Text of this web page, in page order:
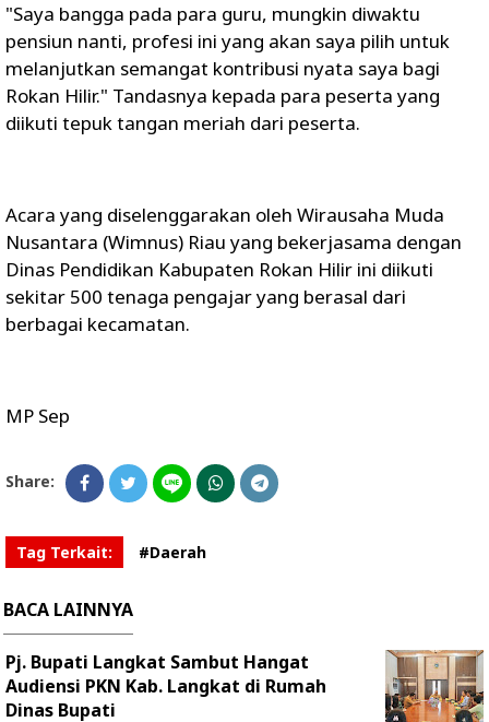
"Saya bangga pada para guru, mungkin diwaktu
pensiun nanti, profesi ini yang akan saya pilih untuk
melanjutkan semangat kontribusi nyata saya bagi
Rokan Hilir." Tandasnya kepada para peserta yang
diikuti tepuk tangan meriah dari peserta.
Acara yang diselenggarakan oleh Wirausaha Muda
Nusantara (Wimnus) Riau yang bekerjasama dengan
Dinas Pendidikan Kabupaten Rokan Hilir ini diikuti
sekitar 500 tenaga pengajar yang berasal dari
berbagai kecamatan.
MP Sep
Share:
Tag Terkait: #Daerah
BACA LAINNYA
Pj. Bupati Langkat Sambut Hangat
Audiensi PKN Kab. Langkat di Rumah
Dinas Bupati